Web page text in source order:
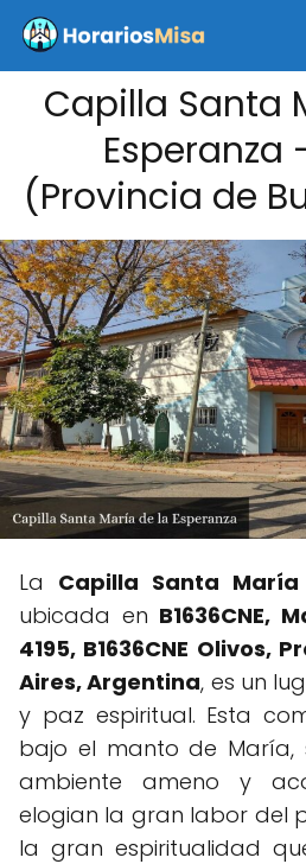
Capilla Santa
Esperanza
(Provincia de
La Capilla Santa
ubicada en B1636CNE,
4195, B1636CNE Olivos,
Aires, Argentina, es un
y paz espiritual. Esta
bajo el manto de María,
ambiente ameno y
elogian la gran labor del
la gran espiritualidad